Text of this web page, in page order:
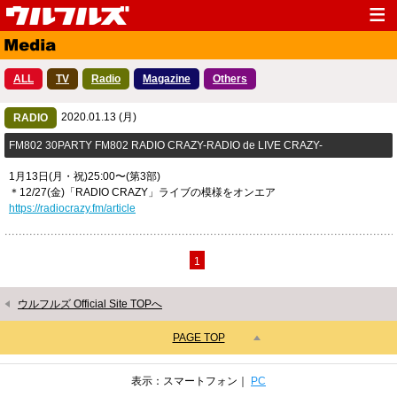
Top
Media Live
Profile
Fanclub Goods
Contact Link
ALL TV Radio Magazine Others
RADIO 2020.01.13 (月)
​FM802 30PARTY FM802 RADIO CRAZY-RADIO de LIVE CRAZY-
1月13日(月・祝)25:00〜(第3部)
＊12/27(金)「RADIO CRAZY」ライブの模様をオンエア
https://radiocrazy.fm/article
1
ウルフルズ Official Site TOPへ
PAGE TOP
表示：スマートフォン｜ PC